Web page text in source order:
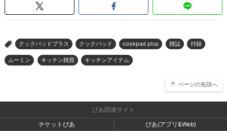
> クックパッドプラス クックパッド cookpad plus 雑誌 付録
ムーミン キッチン雑貨 キッチンアイテム
ページの先頭へ
ぴあ関連サイト
チケットぴあ
ぴあ(アプリ&Web)